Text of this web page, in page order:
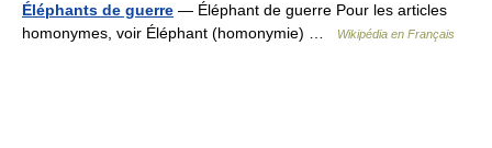
Éléphants de guerre — Éléphant de guerre Pour les articles
homonymes, voir Éléphant (homonymie) …
Wikipédia en Français